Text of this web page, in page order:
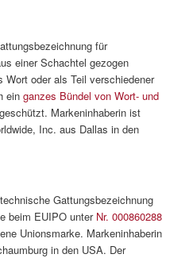
für
einer Schachtel gezogen
Wort oder als Teil verschiedener
einganzes Bündel von Wort- und
Markeninhaberin ist
Inc. aus Dallas in den
Gattungsbezeichnung
beim EUIPO unter Nr. 000860288
Unionsmarke. Markeninhaberin
in den USA. Der